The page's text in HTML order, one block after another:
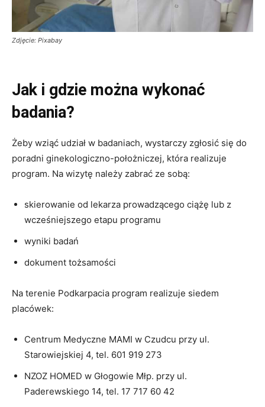
Zdjęcie: Pixabay
Jak i gdzie można wykonać
badania?
Żeby wziąć udział w badaniach, wystarczy zgłosić się do
poradni ginekologiczno-położniczej, która realizuje
program. Na wizytę należy zabrać ze sobą:
skierowanie od lekarza prowadzącego ciążę lub z
wcześniejszego etapu programu
wyniki badań
dokument tożsamości
Na terenie Podkarpacia program realizuje siedem
placówek:
Centrum Medyczne MAMI w Czudcu przy ul.
Starowiejskiej 4, tel. 601 919 273
NZOZ HOMED w Głogowie Młp. przy ul.
Paderewskiego 14, tel. 17 717 60 42